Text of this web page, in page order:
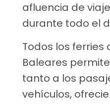
afluencia de
durante todo el
Todos los ferries
Baleares
tanto a los
vehículos,